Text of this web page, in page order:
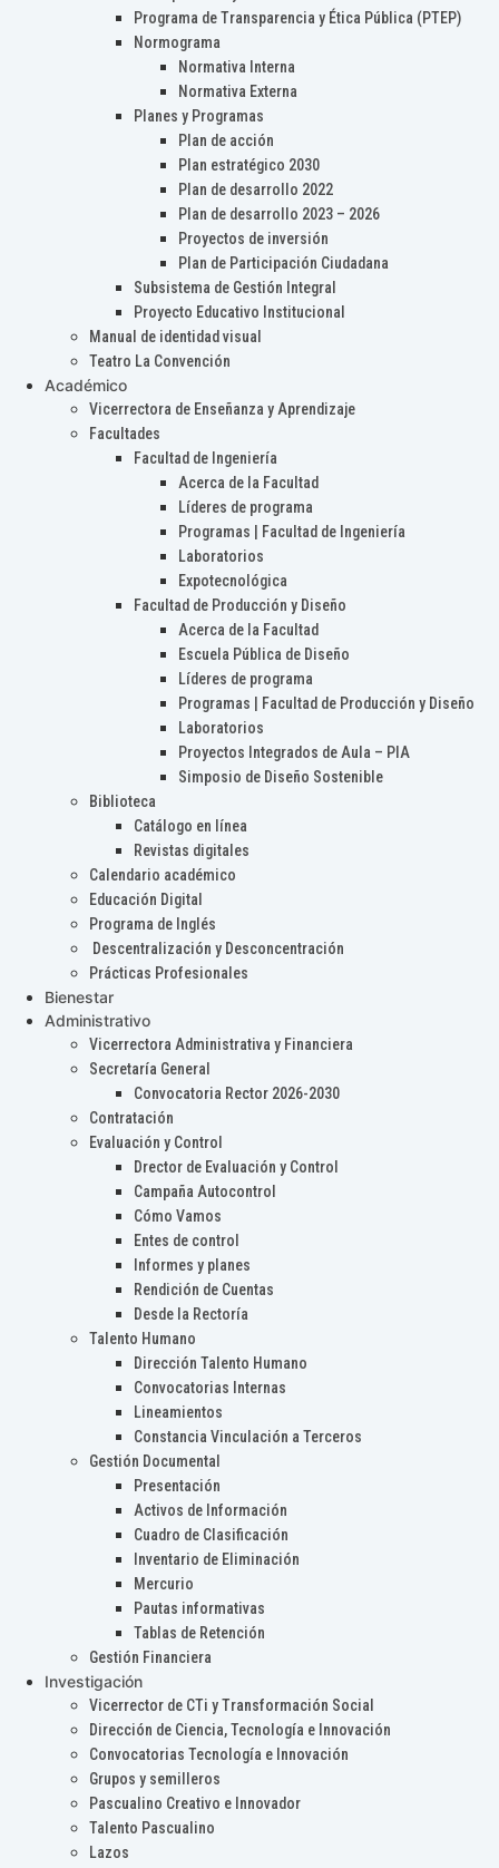
Programa de Transparencia y Ética Pública (PTEP)
Normograma
Normativa Interna
Normativa Externa
Planes y Programas
Plan de acción
Plan estratégico 2030
Plan de desarrollo 2022
Plan de desarrollo 2023 – 2026
Proyectos de inversión
Plan de Participación Ciudadana
Subsistema de Gestión Integral
Proyecto Educativo Institucional
Manual de identidad visual
Teatro La Convención
Académico
Vicerrectora de Enseñanza y Aprendizaje
Facultades
Facultad de Ingeniería
Acerca de la Facultad
Líderes de programa
Programas | Facultad de Ingeniería
Laboratorios
Expotecnológica
Facultad de Producción y Diseño
Acerca de la Facultad
Escuela Pública de Diseño
Líderes de programa
Programas | Facultad de Producción y Diseño
Laboratorios
Proyectos Integrados de Aula – PIA
Simposio de Diseño Sostenible
Biblioteca
Catálogo en línea
Revistas digitales
Calendario académico
Educación Digital
Programa de Inglés
Descentralización y Desconcentración
Prácticas Profesionales
Bienestar
Administrativo
Vicerrectora Administrativa y Financiera
Secretaría General
Convocatoria Rector 2026-2030
Contratación
Evaluación y Control
Drector de Evaluación y Control
Campaña Autocontrol
Cómo Vamos
Entes de control
Informes y planes
Rendición de Cuentas
Desde la Rectoría
Talento Humano
Dirección Talento Humano
Convocatorias Internas
Lineamientos
Constancia Vinculación a Terceros
Gestión Documental
Presentación
Activos de Información
Cuadro de Clasificación
Inventario de Eliminación
Mercurio
Pautas informativas
Tablas de Retención
Gestión Financiera
Investigación
Vicerrector de CTi y Transformación Social
Dirección de Ciencia, Tecnología e Innovación
Convocatorias Tecnología e Innovación
Grupos y semilleros
Pascualino Creativo e Innovador
Talento Pascualino
Lazos